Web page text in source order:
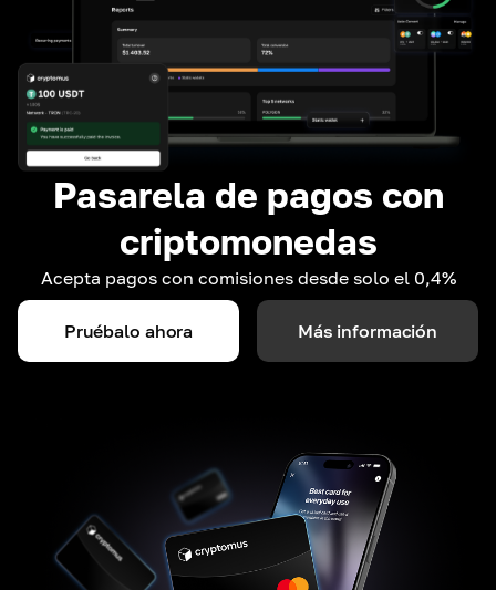
Pasarela de pagos con
criptomonedas
Acepta pagos con comisiones desde solo el 0,4%
Pruébalo ahora Más información